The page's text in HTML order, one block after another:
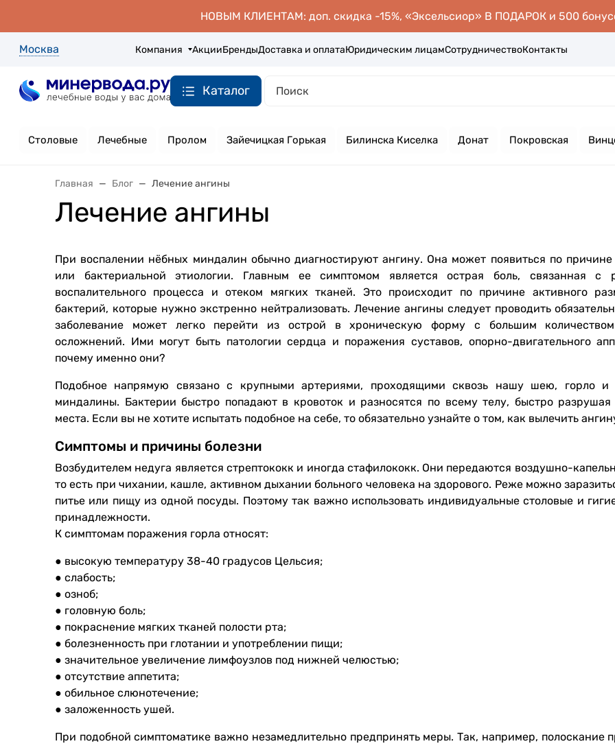
НОВЫМ КЛИЕНТАМ: доп. скидка -15%, «Эксельсиор» В ПОДАРОК и 500
Москва Компания АкцииБрендыДоставка и оплатаЮридическим лицамСотрудничествоКонтакты
Каталог
Столовые Лечебные Пролом Зайечицкая Горькая Билинска Киселка Донат Покровская
Главная Блог Лечение ангины
Лечение ангины
При воспалении нёбных миндалин обычно диагностируют ангину. Она может появиться по причине
или бактериальной этиологии. Главным ее симптомом является острая боль, связанная с
воспалительного процесса и отеком мягких тканей. Это происходит по причине активного
бактерий, которые нужно экстренно нейтрализовать. Лечение ангины следует проводить
заболевание может легко перейти из острой в хроническую форму с большим
осложнений. Ими могут быть патологии сердца и поражения суставов, опорно-двигательного
почему именно они?
Подобное напрямую связано с крупными артериями, проходящими сквозь нашу шею, горло и
миндалины. Бактерии быстро попадают в кровоток и разносятся по всему телу, быстро разрушая
места. Если вы не хотите испытать подобное на себе, то обязательно узнайте о том, как вылечить
Симптомы и причины болезни
Возбудителем недуга является стрептококк и иногда стафилококк. Они передаются воздушно-
то есть при чихании, кашле, активном дыхании больного человека на здорового. Реже можно
питье или пищу из одной посуды. Поэтому так важно использовать индивидуальные столовые и
принадлежности.
К симптомам поражения горла относят:
● высокую температуру 38-40 градусов Цельсия;
● слабость;
● озноб;
● головную боль;
● покраснение мягких тканей полости рта;
● болезненность при глотании и употреблении пищи;
● значительное увеличение лимфоузлов под нижней челюстью;
● отсутствие аппетита;
● обильное слюнотечение;
● заложенность ушей.
При подобной симптоматике важно незамедлительно предпринять меры. Так, например, полоскание